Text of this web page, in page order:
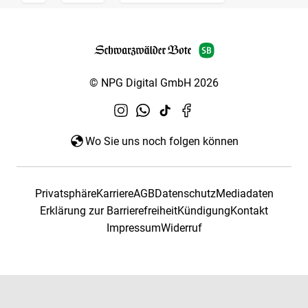
© NPG Digital GmbH 2026
Wo Sie uns noch folgen können
PrivatsphäreKarriereAGBDatenschutzMediadaten
Erklärung zur BarrierefreiheitKündigungKontakt
ImpressumWiderruf